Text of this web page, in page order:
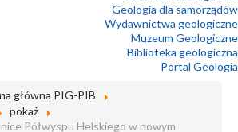
Geologia dla samorządów
Wydawnictwa geologiczne
Muzeum Geologiczne
Biblioteka geologiczna
Portal Geologia
główna PIG-PIB
pokaż
Półwyspu Helskiego w nowym